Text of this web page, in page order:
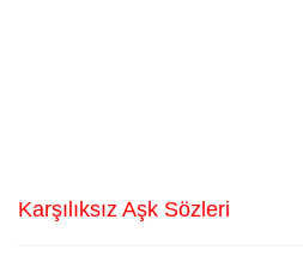
Karşılıksız Aşk Sözleri